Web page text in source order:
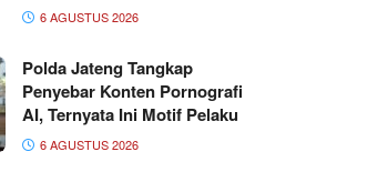
6 AGUSTUS 2026
Polda Jateng Tangkap
Penyebar Konten Pornografi
AI, Ternyata Ini Motif Pelaku
6 AGUSTUS 2026